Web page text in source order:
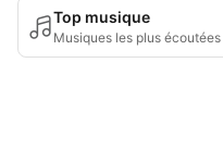
Top musique
Musiques les plus écoutées